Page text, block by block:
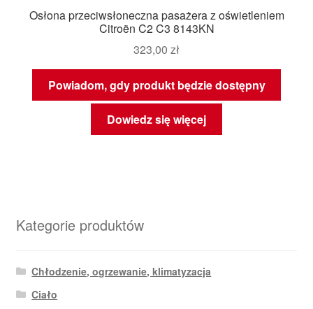
Osłona przeciwsłoneczna pasażera z oświetleniem
Citroën C2 C3 8143KN
323,00 zł
Powiadom, gdy produkt będzie dostępny
Dowiedz się więcej
Kategorie produktów
Chłodzenie, ogrzewanie, klimatyzacja
Ciało